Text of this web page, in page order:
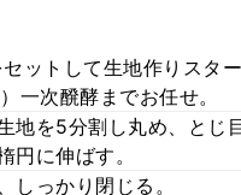
ットして生地作りスタ
一次醗酵までお任せ。
地を5分割し丸め、とじ
円に伸ばす。
しっかり閉じる。